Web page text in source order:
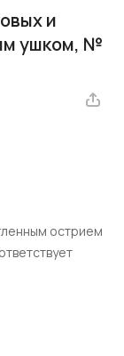
и
ушком, №
острием